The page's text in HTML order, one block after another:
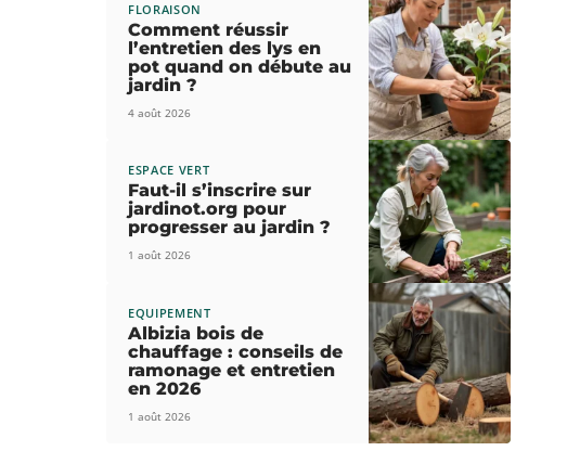
FLORAISON
Comment réussir
l’entretien des lys en
pot quand on débute au
jardin ?
4 août 2026
ESPACE VERT
Faut-il s’inscrire sur
jardinot.org pour
progresser au jardin ?
1 août 2026
EQUIPEMENT
Albizia bois de
chauffage : conseils de
ramonage et entretien
en 2026
1 août 2026